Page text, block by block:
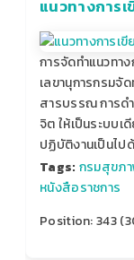
แนวทางการ
การจัดทำแนวทา
เลขานุการกรมจั
สารบรรณ การด
จิต ให้เป็นระบบเ
ปฏิบัติงานเป็นไป
Tags: กรมสุขภ
หนังสือราชการ
Position:343(